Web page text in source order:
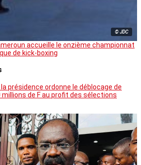
© JDC
accueille le onzième championnat
de kick-boxing
présidence ordonne le déblocage de
millions de F au profit des sélections